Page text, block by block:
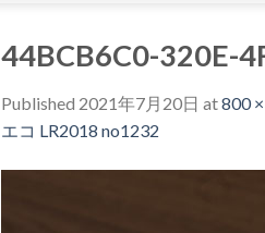
44BCB6C0-320E-
Published 2021年7月20日 at800
エコ LR2018 no1232